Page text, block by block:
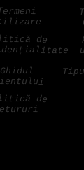
Termeni
de
Ghidul
de